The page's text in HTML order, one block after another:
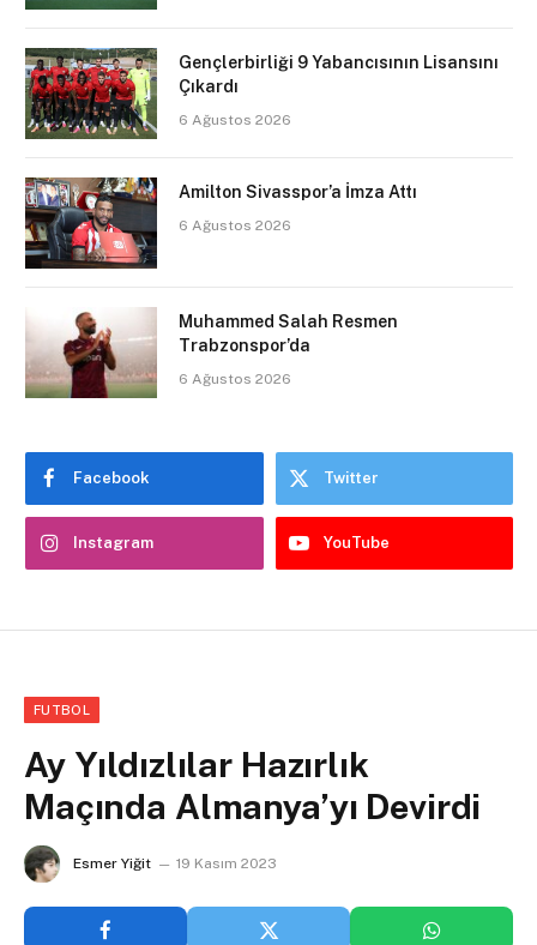
Gençlerbirliği 9 Yabancısının Lisansını
Çıkardı
6 Ağustos 2026
Amilton Sivasspor’a İmza Attı
6 Ağustos 2026
Muhammed Salah Resmen
Trabzonspor’da
6 Ağustos 2026
Facebook Twitter
Instagram YouTube
FUTBOL
Ay Yıldızlılar Hazırlık
Maçında Almanya’yı Devirdi
Esmer Yiğit 19 Kasım 2023